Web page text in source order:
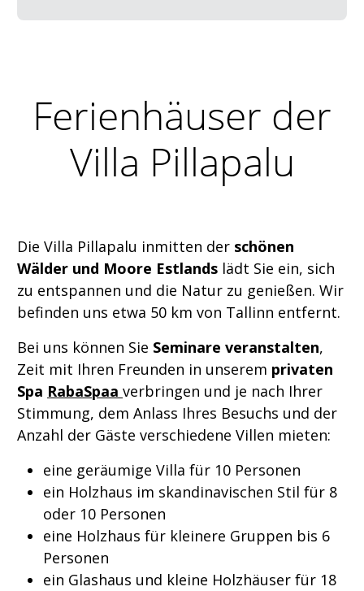
Ferienhäuser der
Villa Pillapalu
Die Villa Pillapalu inmitten der schönen
Wälder und Moore Estlands lädt Sie ein, sich
zu entspannen und die Natur zu genießen. Wir
befinden uns etwa 50 km von Tallinn entfernt.
Bei uns können Sie Seminare veranstalten,
Zeit mit Ihren Freunden in unserem privaten
Spa RabaSpaa verbringen und je nach Ihrer
Stimmung, dem Anlass Ihres Besuchs und der
Anzahl der Gäste verschiedene Villen mieten:
eine geräumige Villa für 10 Personen
ein Holzhaus im skandinavischen Stil für 8
oder 10 Personen
eine Holzhaus für kleinere Gruppen bis 6
Personen
ein Glashaus und kleine Holzhäuser für 18